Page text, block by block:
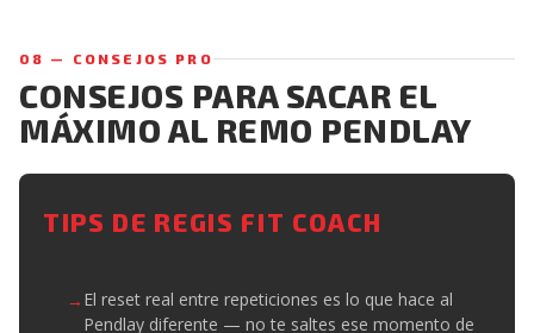
08 — CONSEJOS PRO
CONSEJOS PARA SACAR EL
MÁXIMO AL REMO PENDLAY
TIPS DE REGIS FIT COACH
El reset real entre repeticiones es lo que hace al
Pendlay diferente — no te saltes ese momento de